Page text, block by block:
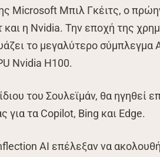
Microsoft Μπιλ Γκέιτς, ο
και η Nvidia. Την εποχή της
το μεγαλύτερο σύμπλεγμα
Nvidia H100.
του Σουλεϊμάν, θα ηγηθεί
για τα Copilot, Bing και Edge.
AI επέλεξαν να